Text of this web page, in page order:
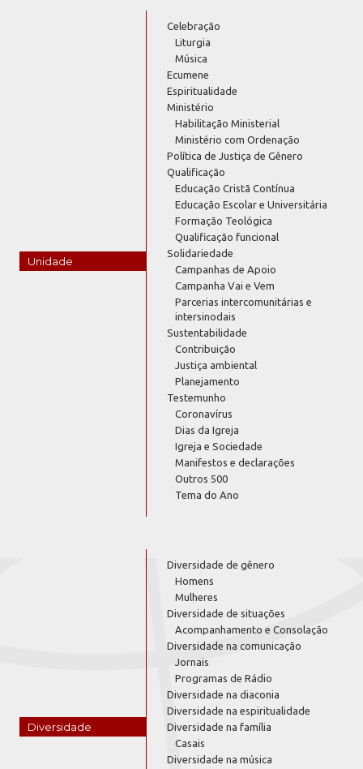
Unidade
Celebração
Liturgia
Música
Ecumene
Espiritualidade
Ministério
Habilitação Ministerial
Ministério com Ordenação
Política de Justiça de Gênero
Qualificação
Educação Cristã Contínua
Educação Escolar e Universitária
Formação Teológica
Qualificação funcional
Solidariedade
Campanhas de Apoio
Campanha Vai e Vem
Parcerias intercomunitárias e
intersinodais
Sustentabilidade
Contribuição
Justiça ambiental
Planejamento
Testemunho
Coronavírus
Dias da Igreja
Igreja e Sociedade
Manifestos e declarações
Outros 500
Tema do Ano
Diversidade
Diversidade de gênero
Homens
Mulheres
Diversidade de situações
Acompanhamento e Consolação
Diversidade na comunicação
Jornais
Programas de Rádio
Diversidade na diaconia
Diversidade na espiritualidade
Diversidade na família
Casais
Diversidade na música